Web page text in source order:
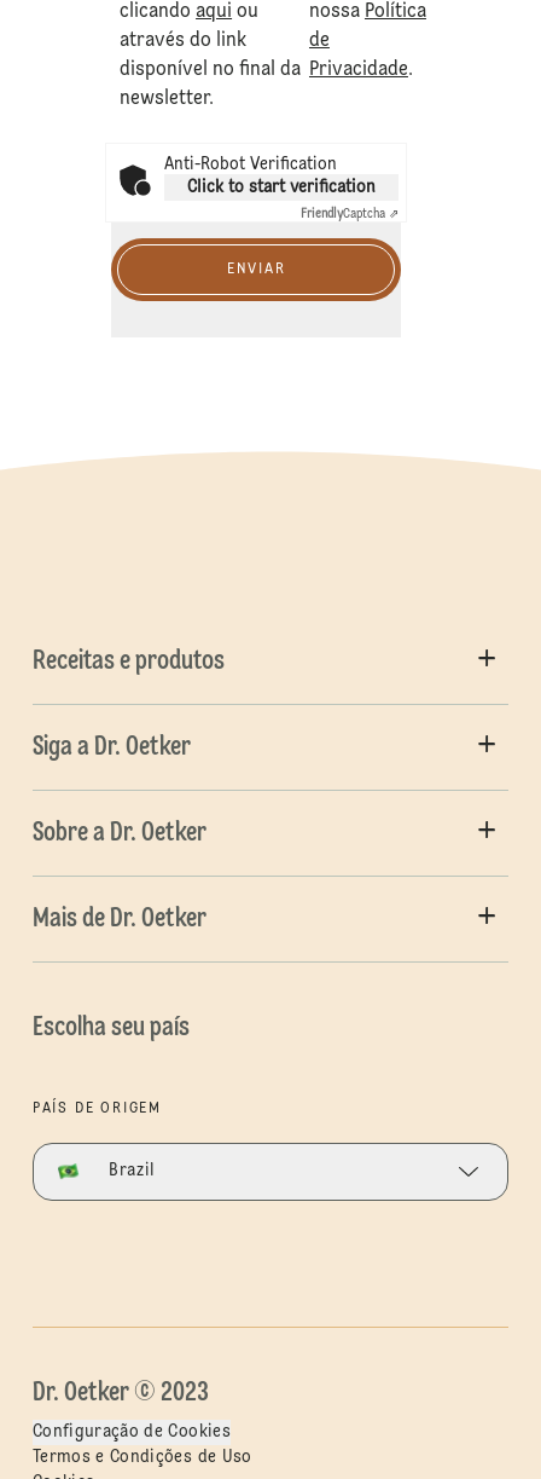
clicando aqui ou
através do link
disponível no final da
newsletter.
nossa Política
de
Privacidade.
Anti-Robot Verification
Click to start verification
FriendlyCaptcha ⇗
ENVIAR
Receitas e produtos
Siga a Dr. Oetker
Sobre a Dr. Oetker
Mais de Dr. Oetker
Escolha seu país
PAÍS DE ORIGEM
Brazil
Dr. Oetker © 2023
Configuração de Cookies
Termos e Condições de Uso